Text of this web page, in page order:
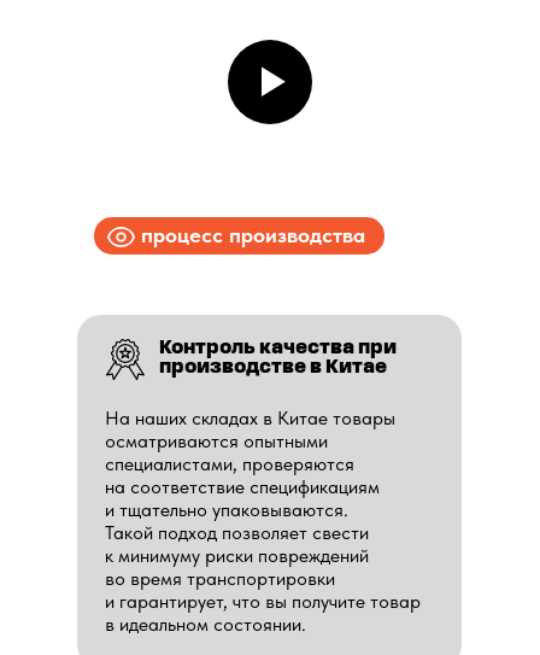
Контроль качества при
производстве в Китае
На наших складах в Китае товары
осматриваются опытными
специалистами, проверяются
на соответствие спецификациям
и тщательно упаковываются.
Такой подход позволяет свести
к минимуму риски повреждений
во время транспортировки
и гарантирует, что вы получите товар
в идеальном состоянии.
процесс производства